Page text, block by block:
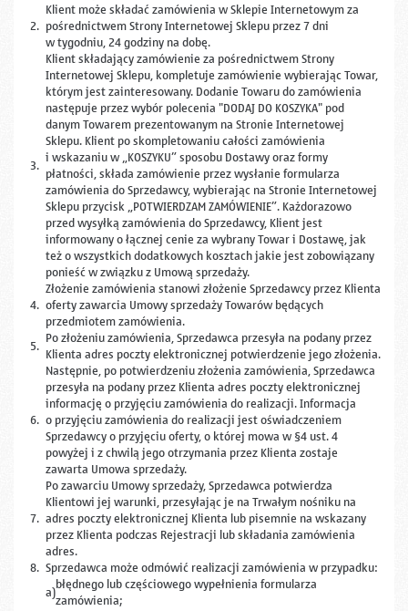
2.
Klient może składać zamówienia w Sklepie Internetowym za
pośrednictwem Strony Internetowej Sklepu przez 7 dni
w tygodniu, 24 godziny na dobę.
3.
Klient składający zamówienie za pośrednictwem Strony
Internetowej Sklepu, kompletuje zamówienie wybierając Towar,
którym jest zainteresowany. Dodanie Towaru do zamówienia
następuje przez wybór polecenia "DODAJ DO KOSZYKA" pod
danym Towarem prezentowanym na Stronie Internetowej
Sklepu. Klient po skompletowaniu całości zamówienia
i wskazaniu w „KOSZYKU” sposobu Dostawy oraz formy
płatności, składa zamówienie przez wysłanie formularza
zamówienia do Sprzedawcy, wybierając na Stronie Internetowej
Sklepu przycisk „POTWIERDZAM ZAMÓWIENIE”. Każdorazowo
przed wysyłką zamówienia do Sprzedawcy, Klient jest
informowany o łącznej cenie za wybrany Towar i Dostawę, jak
też o wszystkich dodatkowych kosztach jakie jest zobowiązany
ponieść w związku z Umową sprzedaży.
4.
Złożenie zamówienia stanowi złożenie Sprzedawcy przez Klienta
oferty zawarcia Umowy sprzedaży Towarów będących
przedmiotem zamówienia.
5. Po złożeniu zamówienia, Sprzedawca przesyła na podany przez
Klienta adres poczty elektronicznej potwierdzenie jego złożenia.
6.
Następnie, po potwierdzeniu złożenia zamówienia, Sprzedawca
przesyła na podany przez Klienta adres poczty elektronicznej
informację o przyjęciu zamówienia do realizacji. Informacja
o przyjęciu zamówienia do realizacji jest oświadczeniem
Sprzedawcy o przyjęciu oferty, o której mowa w §4 ust. 4
powyżej i z chwilą jego otrzymania przez Klienta zostaje
zawarta Umowa sprzedaży.
7.
Po zawarciu Umowy sprzedaży, Sprzedawca potwierdza
Klientowi jej warunki, przesyłając je na Trwałym nośniku na
adres poczty elektronicznej Klienta lub pisemnie na wskazany
przez Klienta podczas Rejestracji lub składania zamówienia
adres.
8. Sprzedawca może odmówić realizacji zamówienia w przypadku:
a)błędnego lub częściowego wypełnienia formularza
zamówienia;